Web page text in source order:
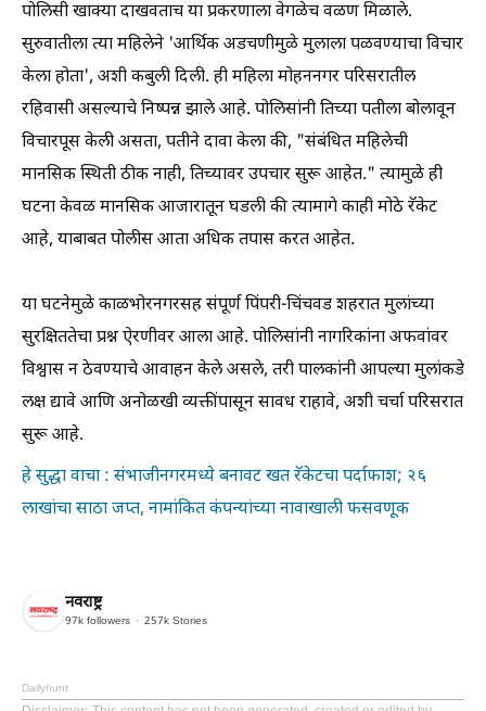
पोलिसी खाक्या दाखवताच या प्रकरणाला वेगळेच वळण मिळाले.
सुरुवातीला त्या महिलेने 'आर्थिक अडचणीमुळे मुलाला पळवण्याचा विचार
केला होता', अशी कबुली दिली. ही महिला मोहननगर परिसरातील
रहिवासी असल्याचे निष्पन्न झाले आहे. पोलिसांनी तिच्या पतीला बोलावून
विचारपूस केली असता, पतीने दावा केला की, "संबंधित महिलेची
मानसिक स्थिती ठीक नाही, तिच्यावर उपचार सुरू आहेत." त्यामुळे ही
घटना केवळ मानसिक आजारातून घडली की त्यामागे काही मोठे रॅकेट
आहे, याबाबत पोलीस आता अधिक तपास करत आहेत.
या घटनेमुळे काळभोरनगरसह संपूर्ण पिंपरी-चिंचवड शहरात मुलांच्या
सुरक्षिततेचा प्रश्न ऐरणीवर आला आहे. पोलिसांनी नागरिकांना अफवांवर
विश्वास न ठेवण्याचे आवाहन केले असले, तरी पालकांनी आपल्या मुलांकडे
लक्ष द्यावे आणि अनोळखी व्यक्तींपासून सावध राहावे, अशी चर्चा परिसरात
सुरू आहे.
हे सुद्धा वाचा : संभाजीनगरमध्ये बनावट खत रॅकेटचा पर्दाफाश; २६
लाखांचा साठा जप्त, नामांकित कंपन्यांच्या नावाखाली फसवणूक
नवराष्ट्र
97k followers 257k Stories
Dailyhunt